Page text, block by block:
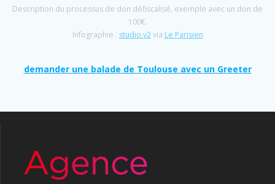
Description du processus de don défiscalisé, exemple avec un don de
100€.
Infographie : studio.v2via Le Parisien
demander une balade de Toulouse avec un Greeter